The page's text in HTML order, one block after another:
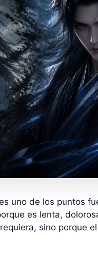
uno de los puntos
es lenta,
sino porque